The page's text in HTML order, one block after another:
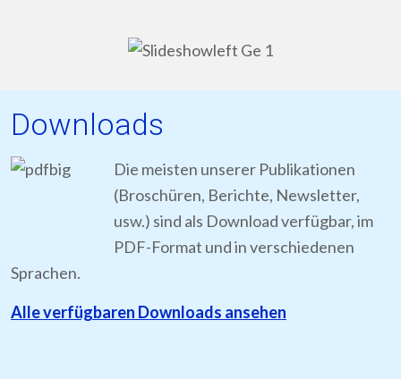
Downloads
Die meisten unserer Publikationen
(Broschüren, Berichte, Newsletter,
usw.) sind als Download verfügbar, im
PDF-Format und in verschiedenen
Sprachen.
Alle verfügbaren Downloads ansehen